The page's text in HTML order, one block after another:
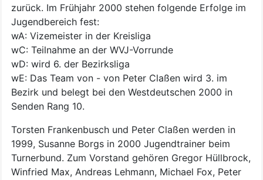
zurück. Im Frühjahr 2000 stehen folgende Erfolge im
Jugendbereich fest:
wA: Vizemeister in der Kreisliga
wC: Teilnahme an der WVJ-Vorrunde
wD: wird 6. der Bezirksliga
wE: Das Team von - von Peter Claßen wird 3. im
Bezirk und belegt bei den Westdeutschen 2000 in
Senden Rang 10.
Torsten Frankenbusch und Peter Claßen werden in
1999, Susanne Borgs in 2000 Jugendtrainer beim
Turnerbund. Zum Vorstand gehören Gregor Hüllbrock,
Winfried Max, Andreas Lehmann, Michael Fox, Peter